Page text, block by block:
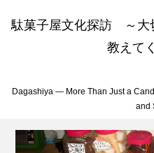
駄菓子屋文化探訪 ～大
教えて
Dagashiya — More Than Just a
and